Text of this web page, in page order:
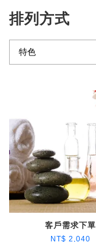
排列方式
客戶需求下單
NT$ 2,040